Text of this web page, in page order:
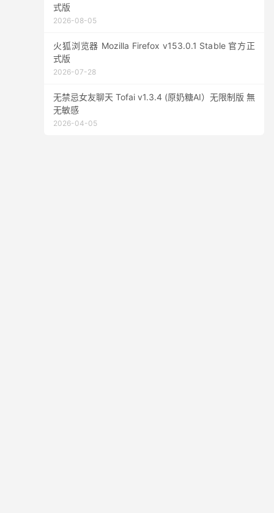
式版
2026-08-05
火狐浏览器 Mozilla Firefox v153.0.1 Stable 官方正
式版
2026-07-28
无禁忌女友聊天 Tofai v1.3.4 (原奶糖AI）无限制版 無
无敏感
2026-04-05